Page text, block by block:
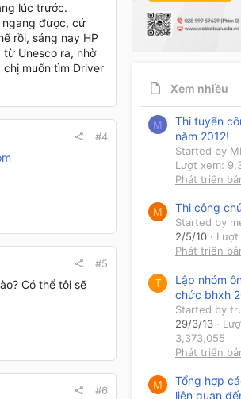
lúc trước.
ngang được, cứ
rồi, sáng nay HP
Unesco ra, nhờ
muốn tìm Driver
#4
#5
Có thể tôi sẽ
#6
Xem nhiều
M
Thi tuyển
năm 2012!
Started by
Lượt xem:
Phát triển
M Thi công
Started by
2/5/10
Lượt
Phát triển
T
Lập nhóm
chức bhxh
Started by
29/3/13
3,373,055
Phát triển
M
Tổng hợp
liên quan